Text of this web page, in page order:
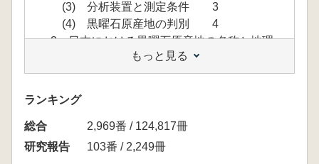
(3) 分析装置と測定条件 3
(4) 黒曜石原産地の判別 4
2 日本における黒曜石原産地の名称と地理
的な位置づけ 11
(1) 北海道・東北地方 11
(2) 中部・関東地方 21
(3) 北陸地方 25
(4) 隠岐・九州地方 28
引用参考文献 34
もっと見る
ランキング
総合
2,969番 / 124,817冊
研究報告
103番 / 2,249冊